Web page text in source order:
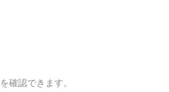
確認できます。